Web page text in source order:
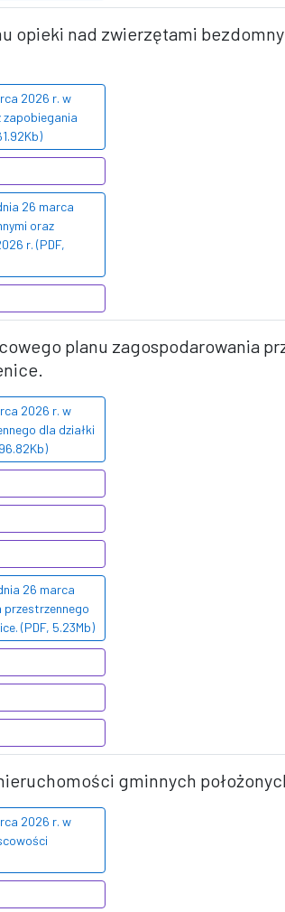
opieki nad zwierzętami
2026 r. w
zapobiegania
26 marca
oraz
r. (PDF,
planu zagospodarowania
2026 r. w
dla działki
26 marca
(PDF, 5.23Mb)
gminnych
2026 r. w